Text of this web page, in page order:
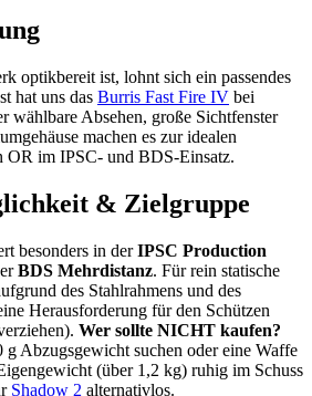
optikbereit ist, lohnt sich ein passendes
hat uns das Burris Fast Fire IV bei
wählbare Absehen, große Sichtfenster
machen es zur idealen
OR im IPSC- und BDS-Einsatz.
& Zielgruppe
besonders in derIPSC Production
BDS Mehrdistanz. Für rein statische
des Stahlrahmens und des
Herausforderung für den Schützen
Wer sollte NICHT kaufen?
g Abzugsgewicht suchen oder eine Waffe
(über 1,2 kg) ruhig im Schuss
Shadow 2 alternativlos.